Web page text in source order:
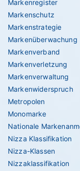
Markenregister
Markenschutz
Markenstrategie
Markenüberwachung
Markenverband
Markenverletzung
Markenverwaltung
Markenwiderspruch
Metropolen
Monomarke
Nationale
Nizza Klassifikation
Nizza-Klassen
Nizzaklassifikation